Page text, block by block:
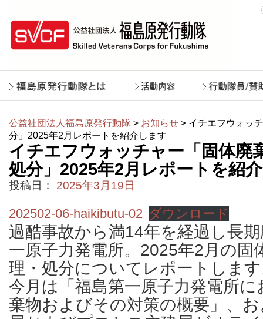
公益社団法人福島原発行動隊 > お知らせ > イチエフウォッ
分」2025年2月レポートを紹介します
イチエフウォッチャー「固体廃
処分」2025年2月レポートを紹
投稿日： 2025年3月19日
202502-06-haikibutu-02 ダウンロード
過酷事故から満14年を経過し長
一原子力発電所。2025年2月の固
理・処分についてレポートしま
今月は「福島第一原子力発電所
棄物およびその対策の概要」、